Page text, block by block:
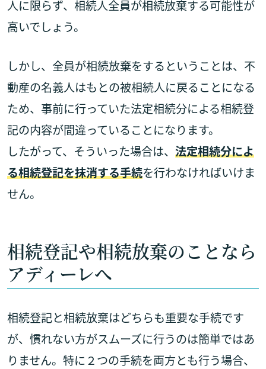
人に限らず、相続人全員が相続放棄する可能性が
高いでしょう。
しかし、全員が相続放棄をするということは、不
動産の名義人はもとの被相続人に戻ることになる
ため、事前に行っていた法定相続分による相続登
記の内容が間違っていることになります。
したがって、そういった場合は、 法定相続分によ
る相続登記を抹消する手続を行わなければいけま
せん。
相続登記や相続放棄のことなら
アディーレへ
相続登記と相続放棄はどちらも重要な手続です
が、慣れない方がスムーズに行うのは簡単ではあ
りません。特に２つの手続を両方とも行う場合、